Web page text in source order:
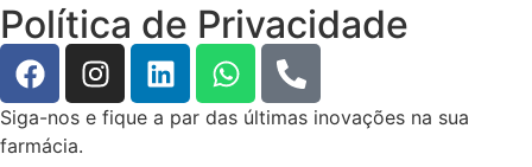
Política de Privacidade
Siga-nos e fique a par das últimas inovações na sua
farmácia.